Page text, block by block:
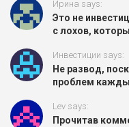
Ирина says:
Это не
с лохов,
Инвестиции says:
Не развод,
проблем
Lev says:
Прочитав